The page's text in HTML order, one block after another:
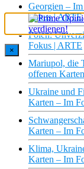
Georgien –
Fokus | ARTE
Polen:
Fokus | ARTE
Mariupol, die
offenen
Ukraine und
Karten – Im
Karten – Im
Klima,
Karten – Im
×